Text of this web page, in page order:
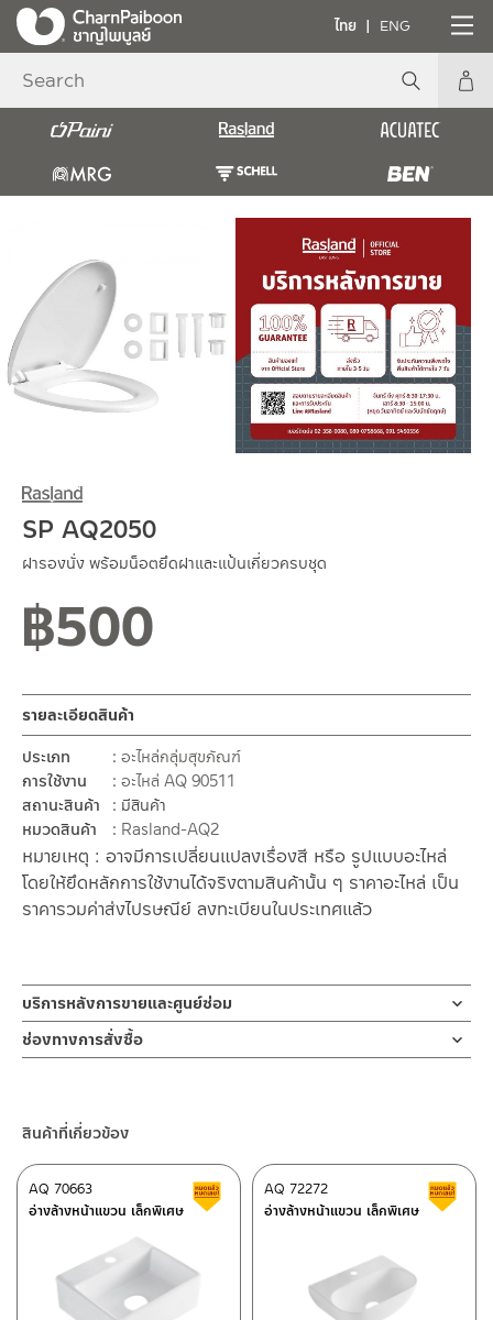
ไทย ENG
SP AQ2050
ฝารองนั่ง พร้อมน็อตยึดฝาและแป้นเกี่ยวครบชุด
฿500
รายละเอียดสินค้า
ประเภท
อะไหล่กลุ่มสุขภัณฑ์
การใช้งาน
อะไหล่ AQ 90511
สถานะสินค้า
มีสินค้า
หมวดสินค้า
Rasland-AQ2
หมายเหตุ : อาจมีการเปลี่ยนแปลงเรื่องสี หรือ รูปแบบอะไหล่
โดยให้ยึดหลักการใช้งานได้จริงตามสินค้านั้น ๆ ราคาอะไหล่ เป็น
ราคารวมค่าส่งไปรษณีย์ ลงทะเบียนในประเทศแล้ว
บริการหลังการขายและศูนย์ซ่อม
ช่องทางออนไลน์
– Email: contact@charnpaiboon.com
ศูนย์บริการและอะไหล่ กรุงเทพฯ
ช่องทางการสั่งซื้อ
– Shopee
–Lazada
ติดต่อพนักงานขาย / Contact Sales Staff
@charnpaiboon.sales
สินค้าที่เกี่ยวข้อง
อ่างล้างหน้าแขวน เล็กพิเศษ
AQ 70663 สินค้าลดราคา เคลียร์สต็อก
อ่างล้างหน้าแขวน เล็กพิเศษ
AQ 72272